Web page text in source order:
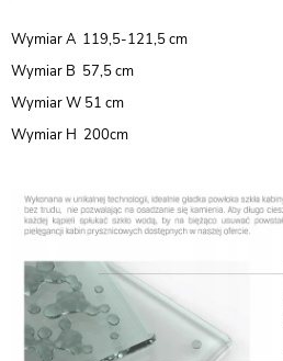
Wymiar A 119,5-121,5 cm
Wymiar B 57,5 cm
Wymiar W 51 cm
Wymiar H 200cm